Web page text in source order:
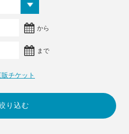
から
まで
チケット